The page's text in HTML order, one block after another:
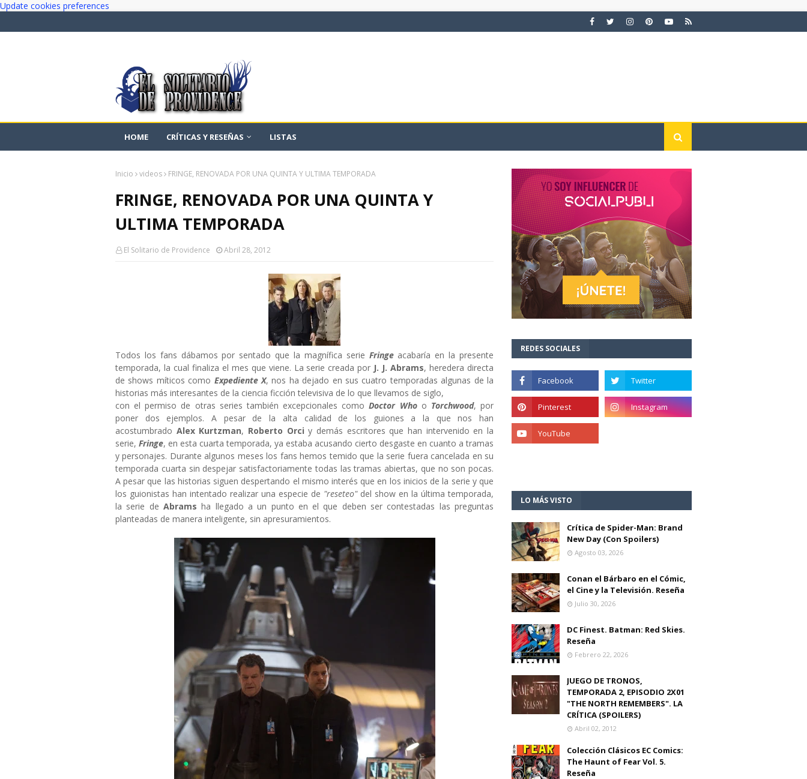
Update cookies preferences
HOME CRÍTICAS Y RESEÑAS LISTAS
Inicio videos FRINGE, RENOVADA POR UNA QUINTA Y ULTIMA TEMPORADA
FRINGE, RENOVADA POR UNA QUINTA Y
ULTIMA TEMPORADA
El Solitario de Providence Abril 28, 2012
Todos los fans dábamos por sentado que la magnífica serie Fringe acabaría en la presente
temporada, la cual finaliza el mes que viene. La serie creada por J. J. Abrams, heredera directa
de shows míticos como Expediente X, nos ha dejado en sus cuatro temporadas algunas de la
historias más interesantes de la ciencia ficción televisiva de lo que llevamos de siglo,
con el permiso de otras series también excepcionales comoDoctor Whoo Torchwood, por
poner dos ejemplos. A pesar de la alta calidad de los guiones a la que nos han
acostumbrado Alex Kurtzman, Roberto Orciy demás escritores que han intervenido en la
serie, Fringe, en esta cuarta temporada, ya estaba acusando cierto desgaste en cuanto a tramas
y personajes. Durante algunos meses los fans hemos temido que la serie fuera cancelada en su
temporada cuarta sin despejar satisfactoriamente todas las tramas abiertas, que no son pocas.
A pesar que las historias siguen despertando el mismo interés que en los inicios de la serie y que
los guionistas han intentado realizar una especie de "reseteo"del show en la última temporada,
la serie de Abramsha llegado a un punto en el que deben ser contestadas las preguntas
planteadas de manera inteligente, sin apresuramientos.
REDES SOCIALES
LO MÁS VISTO
Crítica de Spider-Man: Brand
New Day (Con Spoilers)
Agosto 03, 2026
Conan el Bárbaro en el Cómic,
el Cine y la Televisión. Reseña
Julio 30, 2026
DC Finest. Batman: Red Skies.
Reseña
Febrero 22, 2026
JUEGO DE TRONOS,
TEMPORADA 2, EPISODIO 2X01
"THE NORTH REMEMBERS". LA
CRÍTICA (SPOILERS)
Abril 02, 2012
Colección Clásicos EC Comics:
The Haunt of Fear Vol. 5.
Reseña